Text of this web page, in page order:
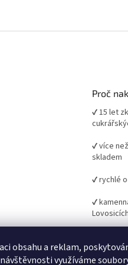
obsahu a reklam,
využíváme
Proč
✔ 15 let
✔ více
skladem
✔ rychlé
✔
Lovosicích
pro
pečení